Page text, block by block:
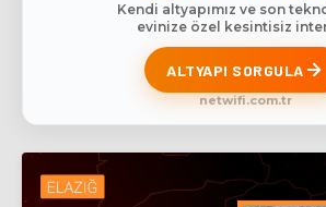
Kendi altyapımız ve son
evinize özel kesintisiz
ALTYAPI SORGULA
netwifi.com.tr